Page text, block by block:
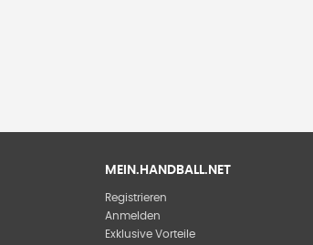
MEIN.HANDBALL.NET
Registrieren
Anmelden
Exklusive Vorteile